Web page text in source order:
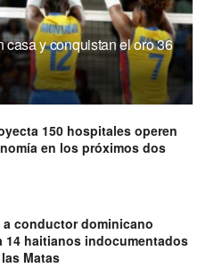
y conquistan el oro 36
150 hospitales operen
en los próximos dos
conductor dominicano
14 haitianos indocumentados
Matas